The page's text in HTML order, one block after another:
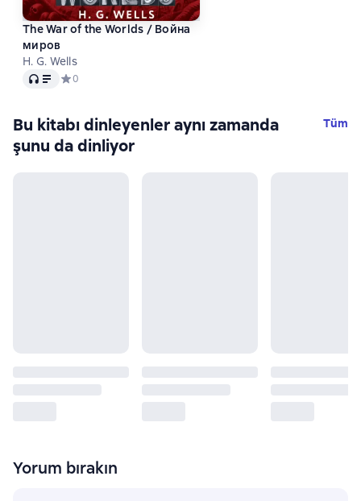
The War of the Worlds / Война
миров
H. G. Wells
Ses Средний рейтинг 0 на основе 0 оценок
0
Bu kitabı dinleyenler aynı zamanda
şunu da dinliyor
Tüm
Yorum bırakın